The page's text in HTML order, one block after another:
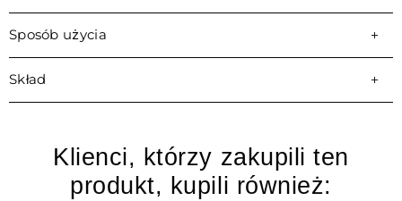
Sposób użycia
Skład
Klienci, którzy zakupili ten
produkt, kupili również: